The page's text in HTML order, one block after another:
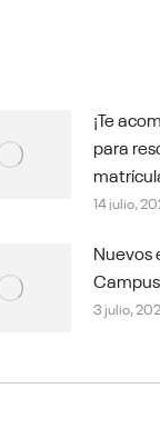
¡Te
para
14 julio,
Nuevos
3 julio,